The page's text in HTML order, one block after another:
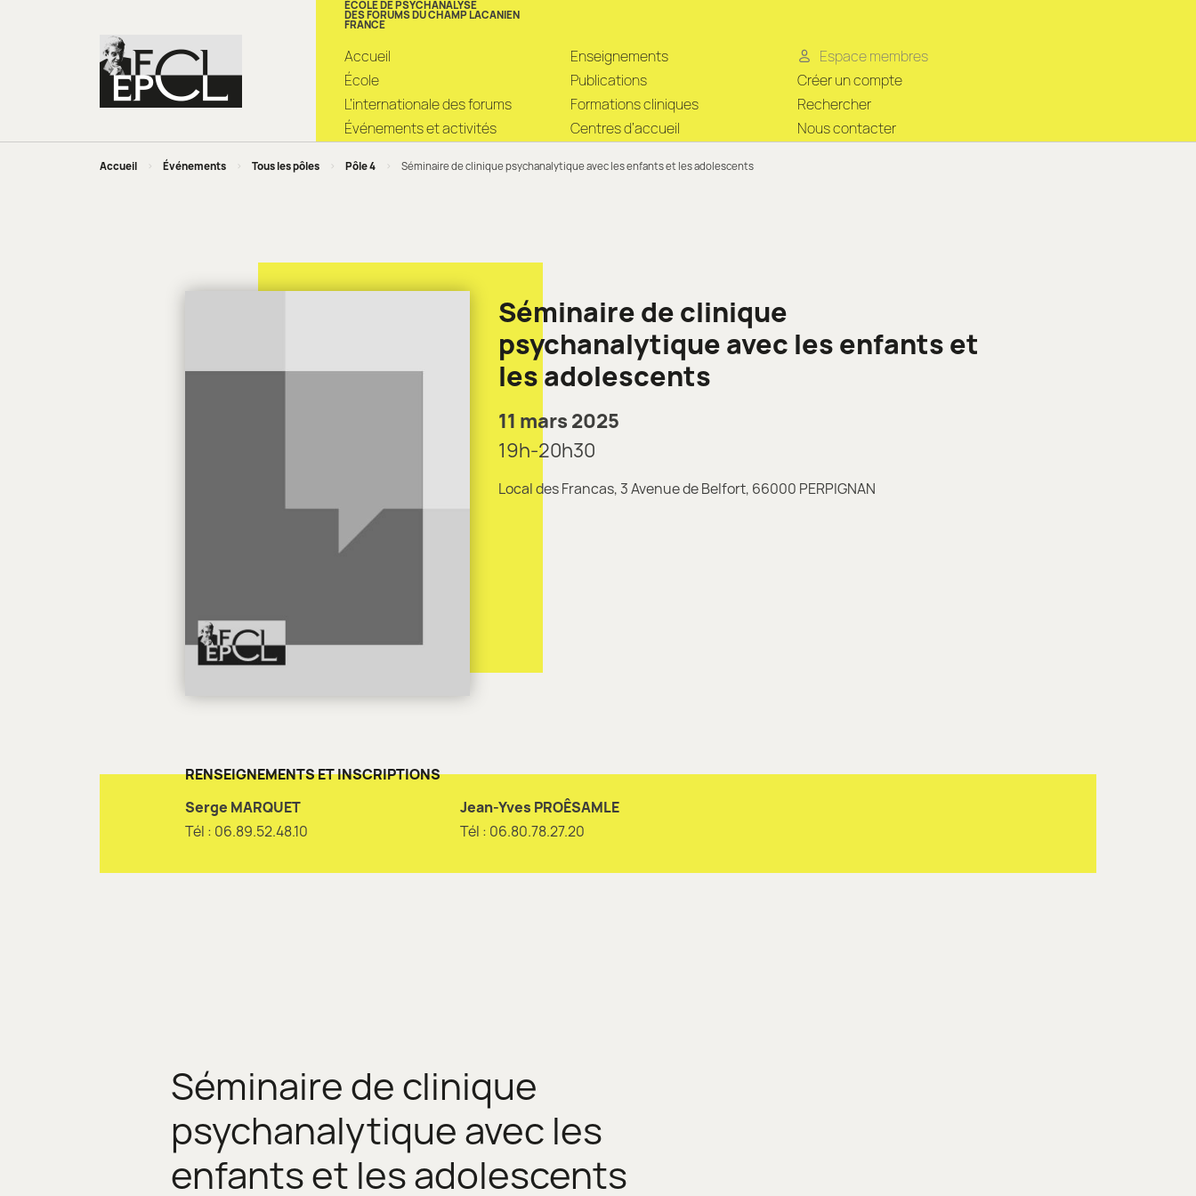
ÉCOLE DE PSYCHANALYSE
DES FORUMS DU CHAMP LACANIEN
FRANCE
Accueil
École
L’internationale des forums
Événements et activités
Enseignements
Publications
Formations cliniques
Centres d’accueil
Espace membres
Créer un compte
Rechercher
Nous contacter
Accueil > Événements > Tous les pôles > Pôle 4 > Séminaire de clinique psychanalytique avec les enfants et les adolescents
Séminaire de clinique
psychanalytique avec les enfants et
les adolescents
11 mars 2025
19h-20h30
Local des Francas, 3 Avenue de Belfort, 66000 PERPIGNAN
RENSEIGNEMENTS ET INSCRIPTIONS
Serge MARQUET
Tél : 06.89.52.48.10
Jean-Yves PROÊSAMLE
Tél : 06.80.78.27.20
Séminaire de clinique
psychanalytique avec les
enfants et les adolescents